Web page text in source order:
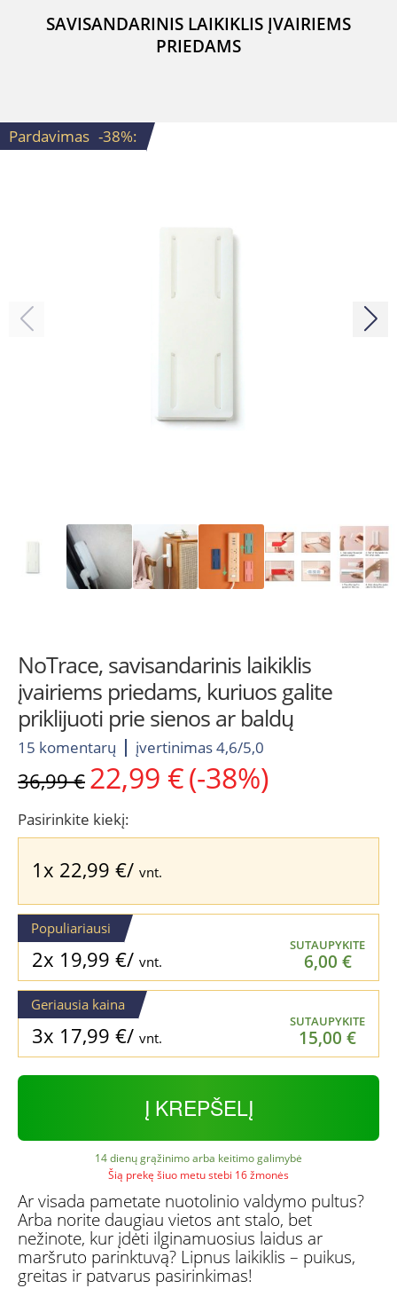
SAVISANDARINIS LAIKIKLIS ĮVAIRIEMS
PRIEDAMS
Pardavimas -38%:
NoTrace, savisandarinis laikiklis
įvairiems priedams, kuriuos galite
priklijuoti prie sienos ar baldų
15 komentarų įvertinimas 4,6/5,0
36,99€ Original
price
was:
36,99 €.
22,99 € Current
price
22,99 €.
(-38%)
Pasirinkite kiekį:
1x 22,99 €/ vnt.
Populiariausi
2x 19,99 €/ vnt.
SUTAUPYKITE
6,00 €
Geriausia kaina
3x 17,99 €/ vnt.
SUTAUPYKITE
15,00 €
Į KREPŠELĮ
14 dienų grąžinimo arba keitimo galimybė
Šią prekę šiuo metu stebi 16 žmonės
Ar visada pametate nuotolinio valdymo pultus?
Arba norite daugiau vietos ant stalo, bet
nežinote, kur įdėti ilginamuosius laidus ar
maršruto parinktuvą? Lipnus laikiklis – puikus,
greitas ir patvarus pasirinkimas!